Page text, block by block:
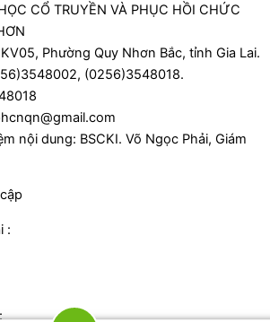
CỔ TRUYỀN VÀ PHỤC HỒI CHỨC
Phường Quy Nhơn Bắc, tỉnh Gia Lai.
(0256)3548018.
nội dung: BSCKI. Võ Ngọc Phải, Giám
: